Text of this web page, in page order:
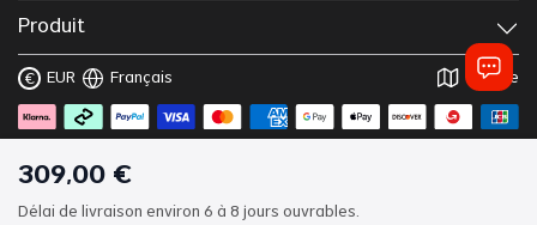
Produit
€ EUR Français France
Politique Confidentialité
309,00 €
Délai de livraison environ 6 à 8 jours ouvrables.